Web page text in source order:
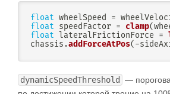
float wheelSpeed =
float speedFactor = clamp(
float lateralFrictionForce =
chassis .addForceAtPos( -
dynamicSpeedThreshold
—